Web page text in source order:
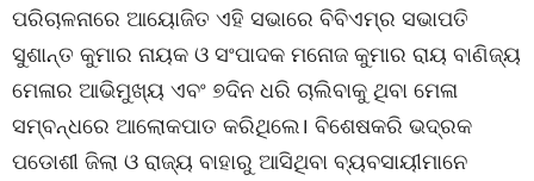
ପରିଚାଳନାରେ ଆୟୋଜିତ ଏହି ସଭାରେ ବିବିଏମ୍‌ର ସଭାପତି
ସୁଶାନ୍ତ କୁମାର ନାୟକ ଓ ସଂପାଦକ ମନୋଜ କୁମାର ରାୟ ବାଣିଜ୍ୟ
ମେଳାର ଆଭିମୁଖ୍ୟ ଏବଂ ୭ଦିନ ଧରି ଚାଲିବାକୁ ଥିବା ମେଳା
ସମ୍ବନ୍ଧରେ ଆଲୋକପାତ କରିଥିଲେ। ବିଶେଷକରି ଭଦ୍ରକ
ପଡୋଶୀ ଜିଲା ଓ ରାଜ୍ୟ ବାହାରୁ ଆସିଥିବା ବ୍ୟବସାୟୀମାନେ